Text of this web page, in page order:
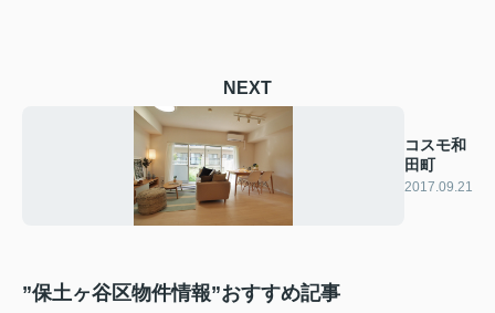
NEXT
コスモ和
田町
2017.09.21
”保土ヶ谷区物件情報”おすすめ記事